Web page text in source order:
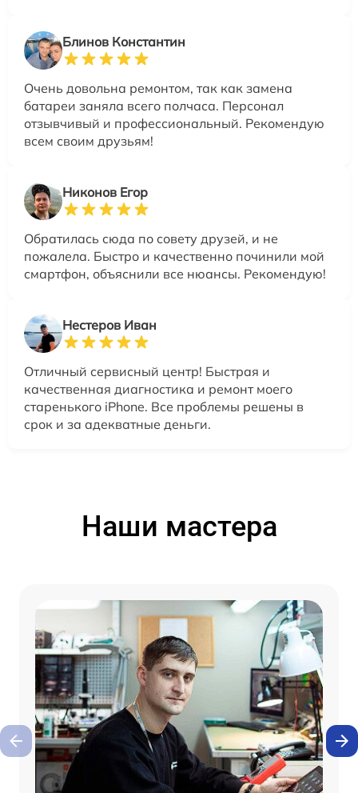
Блинов Константин
Очень довольна ремонтом, так как замена
батареи заняла всего полчаса. Персонал
отзывчивый и профессиональный. Рекомендую
всем своим друзьям!
Никонов Егор
Обратилась сюда по совету друзей, и не
пожалела. Быстро и качественно починили мой
смартфон, объяснили все нюансы. Рекомендую!
Нестеров Иван
Отличный сервисный центр! Быстрая и
качественная диагностика и ремонт моего
старенького iPhone. Все проблемы решены в
срок и за адекватные деньги.
Наши мастера